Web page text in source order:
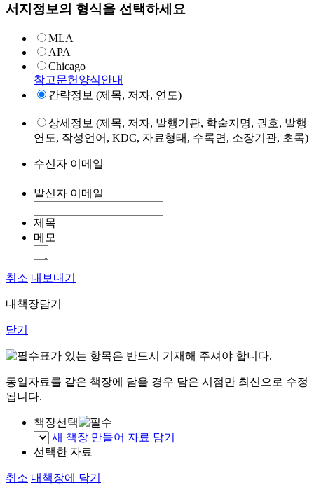
서지정보의 형식을 선택하세요
MLA
APA
Chicago
참고문헌양식안내
간략정보 (제목, 저자, 연도)
상세정보 (제목, 저자, 발행기관, 학술지명, 권호, 발행
연도, 작성언어, KDC, 자료형태, 수록면, 소장기관, 초록)
수신자 이메일
발신자 이메일
제목
메모
취소 내보내기
내책장담기
닫기
표가 있는 항목은 반드시 기재해 주셔야 합니다.
동일자료를 같은 책장에 담을 경우 담은 시점만 최신으로 수정
됩니다.
책장선택
새 책장 만들어 자료 담기
선택한 자료
취소 내책장에 담기